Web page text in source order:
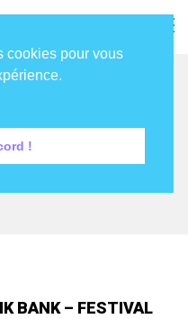
BANK – FESTIVAL
cookies pour vous
!